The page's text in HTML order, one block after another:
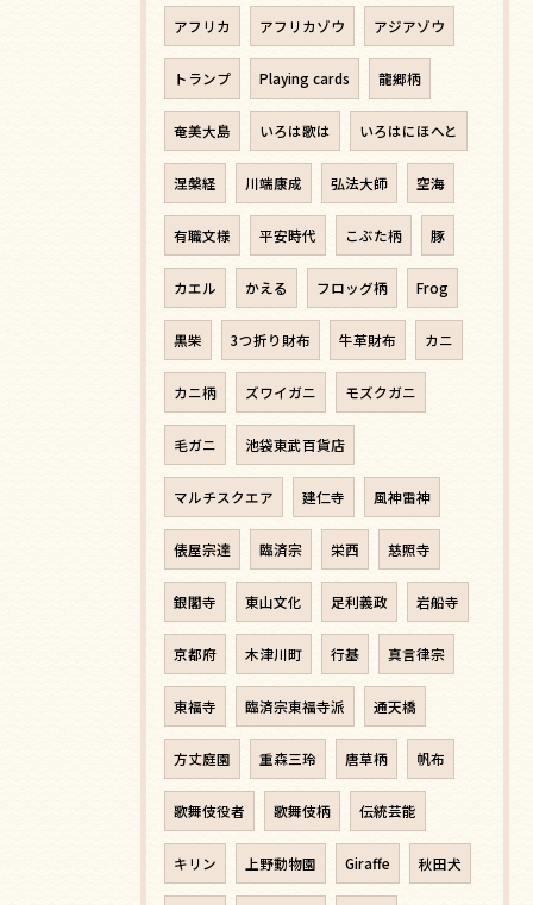
アフリカ アフリカゾウ アジアゾウ
トランプ Playing cards 龍郷柄
奄美大島 いろは歌は いろはにほへと
涅槃経 川端康成 弘法大師 空海
有職文様 平安時代 こぶた柄 豚
カエル かえる フロッグ柄 Frog
黒柴 3つ折り財布 牛革財布 カニ
カニ柄 ズワイガニ モズクガニ
毛ガニ 池袋東武百貨店
マルチスクエア 建仁寺 風神雷神
俵屋宗達 臨済宗 栄西 慈照寺
銀閣寺 東山文化 足利義政 岩船寺
京都府 木津川町 行基 真言律宗
東福寺 臨済宗東福寺派 通天橋
方丈庭園 重森三玲 唐草柄 帆布
歌舞伎役者 歌舞伎柄 伝統芸能
キリン 上野動物園 Giraffe 秋田犬